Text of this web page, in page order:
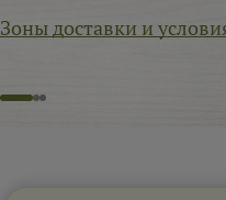
Зоны доставки и